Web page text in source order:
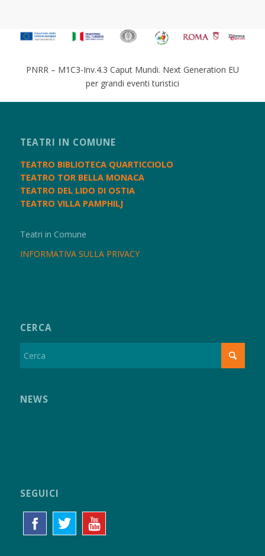
PNRR – M1C3-Inv.4.3 Caput Mundi. Next Generation EU
per grandi eventi turistici
TEATRI IN COMUNE
TEATRO BIBLIOTECA QUARTICCIOLO
TEATRO TOR BELLA MONACA
TEATRO DEL LIDO DI OSTIA
TEATRO VILLA PAMPHILJ
Teatri in Comune
INFORMATIVA SULLA PRIVACY
CERCA
NEWS
SEGUICI